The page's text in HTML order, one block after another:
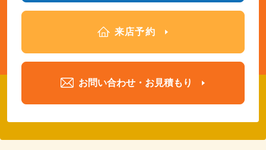
来店予約
お問い合わせ・お見積もり